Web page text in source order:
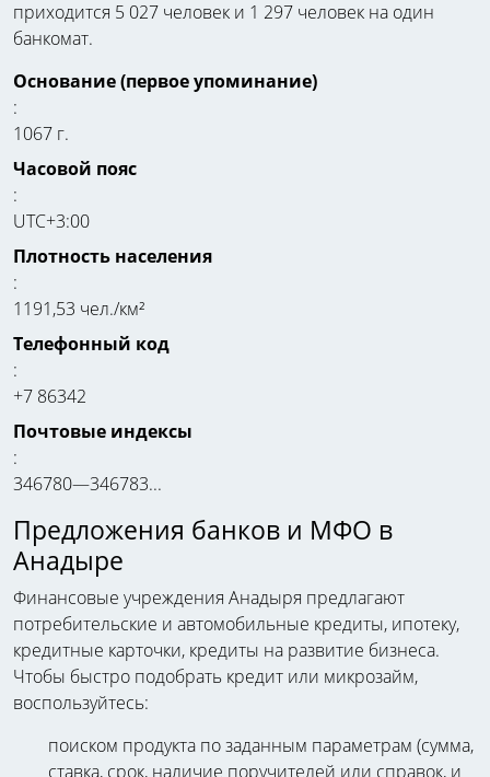
приходится 5 027 человек и 1 297 человек на один
банкомат.
Основание (первое упоминание)
:
1067 г.
Часовой пояс
:
UTC+3:00
Плотность населения
:
1191,53 чел./км²
Телефонный код
:
+7 86342
Почтовые индексы
:
346780—346783...
Предложения банков и МФО в
Анадыре
Финансовые учреждения Анадыря предлагают
потребительские и автомобильные кредиты, ипотеку,
кредитные карточки, кредиты на развитие бизнеса.
Чтобы быстро подобрать кредит или микрозайм,
воспользуйтесь:
поиском продукта по заданным параметрам (сумма,
ставка, срок, наличие поручителей или справок, и